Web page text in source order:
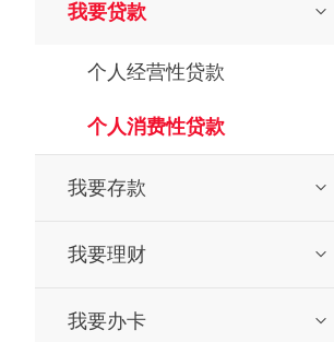
我要贷款
个人经营性贷款
个人消费性贷款
我要存款
我要理财
我要办卡